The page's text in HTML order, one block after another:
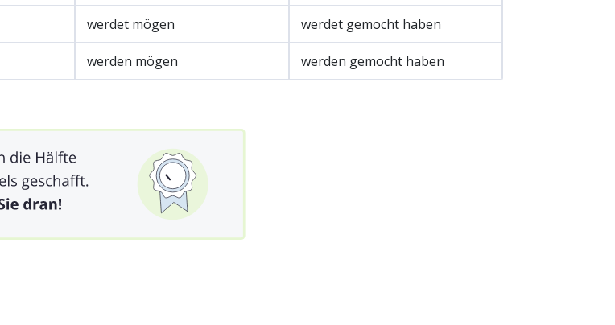
werdet mögen werdet gemocht haben
werden mögen werden gemocht haben